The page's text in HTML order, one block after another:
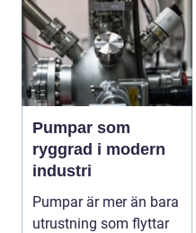
Pumpar som
ryggrad i modern
industri
Pumpar är mer än bara
utrustning som flyttar